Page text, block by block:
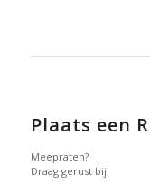
Plaats een
Meepraten?
Draag gerust bij!